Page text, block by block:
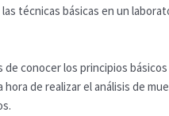
técnicas básicas en un
de conocer los principios
de realizar el análisis de